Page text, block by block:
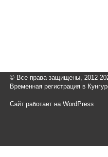
© Все права защищены, 2012-
Временная регистрация в
Сайт работает на WordPress